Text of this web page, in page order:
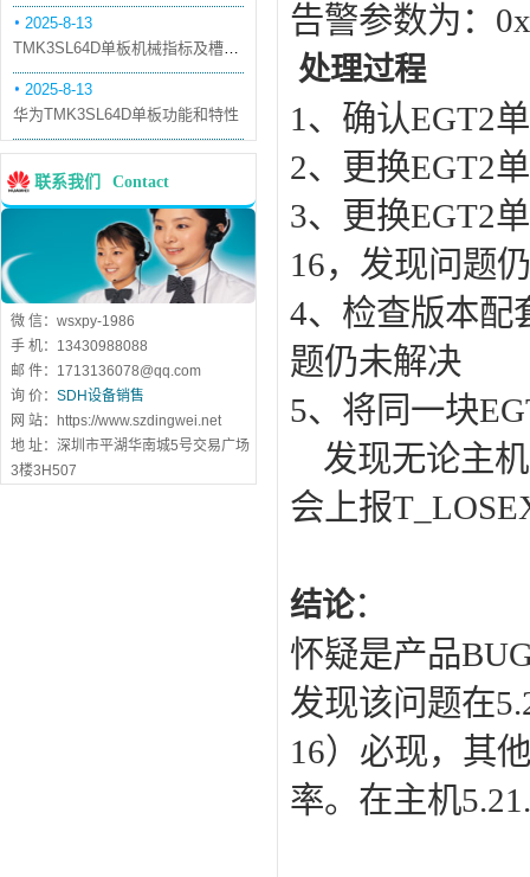
2025-8-13
TMK3SL64D单板机械指标及槽位介绍
2025-8-13
华为TMK3SL64D单板功能和特性
联系我们 Contact
微 信：wsxpy-1986
手 机：13430988088
邮 件：1713136078@qq.com
询 价： SDH设备销售
网 站：https://www.szdingwei.net
地 址：深圳市平湖华南城5号交易广场
3楼3H507
告警参数为：
处理过程
1 、确认EGT2
2、更换EGT2
3、更换EGT2
16，发现问题
4、检查版本配
题仍未解决
5、将同一块
发现无论主
会上报
结论：
怀疑是产品
发现该问题在
16）必现，其
率。在主机